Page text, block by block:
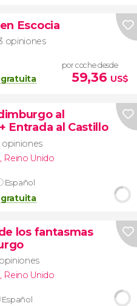
Escocia
opiniones
por coche desde
59,36 US$
al
Entrada al Castillo
opiniones
, Reino Unido
Español
los fantasmas
, Reino Unido
Español